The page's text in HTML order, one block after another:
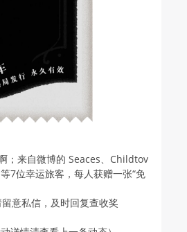
；来自微博的 Seaces、Childtov
7位幸运旅客，每人获赠一张“免
意私信，及时回复查收奖